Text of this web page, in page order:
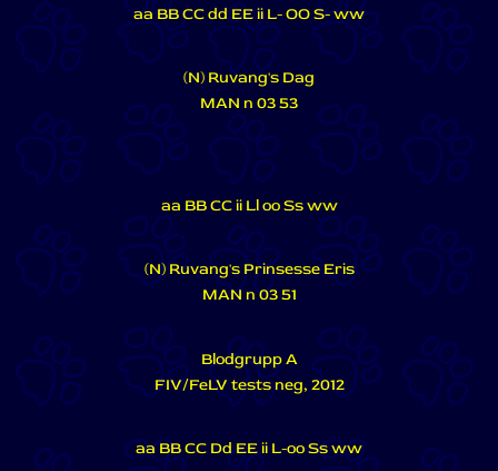
aa BB CC dd EE ii L- OO S- ww
(N) Ruvang's Dag
MAN n 03 53
aa BB CC ii Ll oo Ss ww
(N) Ruvang's Prinsesse Eris
MAN n 03 51
Blodgrupp A
FIV/FeLV tests neg, 2012
aa BB CC Dd EE ii L-oo Ss ww